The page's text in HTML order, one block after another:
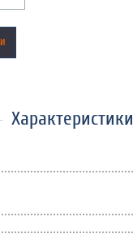
Характеристики